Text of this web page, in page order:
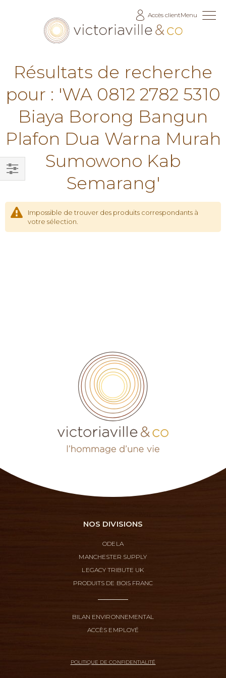
Accès clientMenu
Résultats de recherche
pour : 'WA 0812 2782 5310
Biaya Borong Bangun
Plafon Dua Warna Murah
Sumowono Kab
Semarang'
Impossible de trouver des produits correspondants à
votre sélection.
Filtrer
NOS DIVISIONS
ODELA
MANCHESTER SUPPLY
LEGACY TRIBUTE UK
PRODUITS DE BOIS FRANC
BILAN ENVIRONNEMENTAL
ACCÈS EMPLOYÉ
POLITIQUE DE CONFIDENTIALITÉ